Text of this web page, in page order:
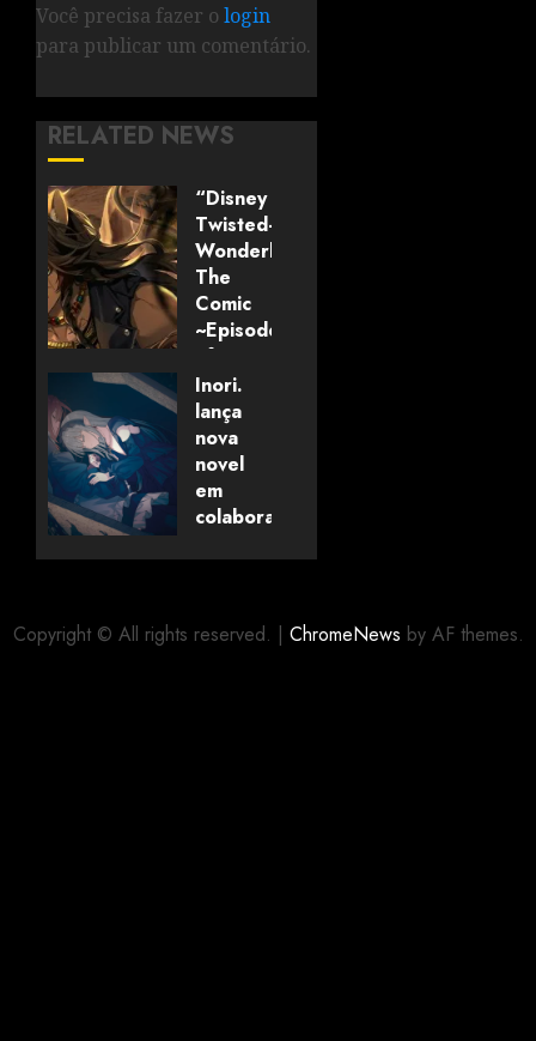
Você precisa fazer o login
para publicar um comentário.
RELATED NEWS
“Disney
Twisted-
Wonderland:
The
Comic
~Episode
of
Savanaclaw~”
anunciado
pela
Universo
dos
Livros
Inori.
lança
nova
novel
em
colaboração
Copyright © All rights reserved. | ChromeNews by AF themes.